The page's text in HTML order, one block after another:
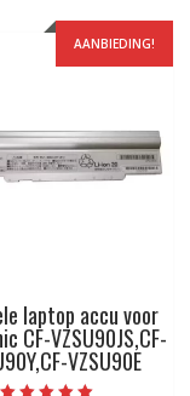
AANBIEDING!
laptop accu voor
CF-VZSU90JS,CF-
VZSU90E